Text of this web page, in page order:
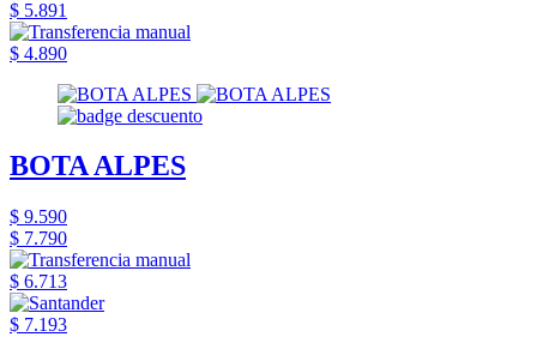
$ 5.891
$ 4.890
BOTA ALPES
$ 9.590
$ 7.790
$ 6.713
$ 7.193